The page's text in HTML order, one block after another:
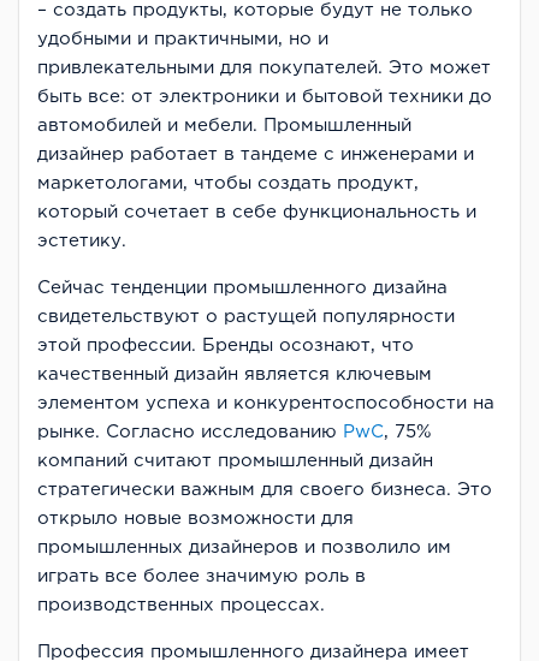
– создать продукты, которые будут не только
удобными и практичными, но и
привлекательными для покупателей. Это может
быть все: от электроники и бытовой техники до
автомобилей и мебели. Промышленный
дизайнер работает в тандеме с инженерами и
маркетологами, чтобы создать продукт,
который сочетает в себе функциональность и
эстетику.
Сейчас тенденции промышленного дизайна
свидетельствуют о растущей популярности
этой профессии. Бренды осознают, что
качественный дизайн является ключевым
элементом успеха и конкурентоспособности на
рынке. Согласно исследованию
PwC , 75%
компаний считают промышленный дизайн
стратегически важным для своего бизнеса. Это
открыло новые возможности для
промышленных дизайнеров и позволило им
играть все более значимую роль в
производственных процессах.
Профессия промышленного дизайнера имеет